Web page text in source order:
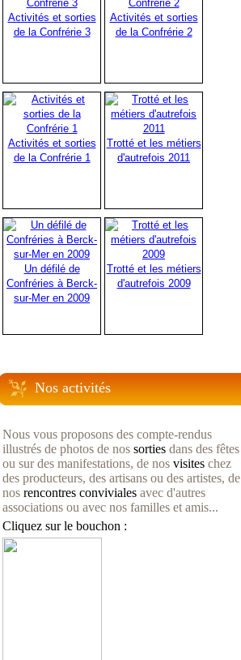
Activités et sorties
de la Confrérie 3
Activités et sorties
de la Confrérie 2
Activités et sorties
de la Confrérie 1
Trotté et les métiers
d'autrefois 2011
Un défilé de
Confréries à Berck-
sur-Mer en 2009
Trotté et les métiers
d'autrefois 2009
Nos activités
Nous vous proposons des compte-rendus
illustrés de photos de nos sorties dans des fêtes
ou sur des manifestations, de nos visites chez
des producteurs, des artisans ou des artistes, de
nos rencontres conviviales avec d'autres
associations ou avec nos familles et amis...
Cliquez sur le bouchon :